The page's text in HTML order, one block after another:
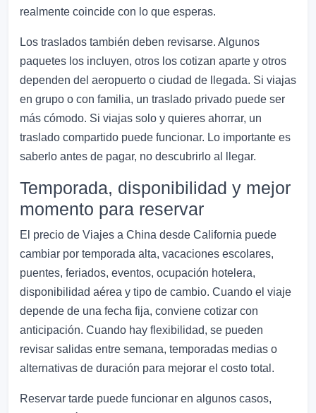
realmente coincide con lo que esperas.
Los traslados también deben revisarse. Algunos
paquetes los incluyen, otros los cotizan aparte y otros
dependen del aeropuerto o ciudad de llegada. Si viajas
en grupo o con familia, un traslado privado puede ser
más cómodo. Si viajas solo y quieres ahorrar, un
traslado compartido puede funcionar. Lo importante es
saberlo antes de pagar, no descubrirlo al llegar.
Temporada, disponibilidad y mejor
momento para reservar
El precio de Viajes a China desde California puede
cambiar por temporada alta, vacaciones escolares,
puentes, feriados, eventos, ocupación hotelera,
disponibilidad aérea y tipo de cambio. Cuando el viaje
depende de una fecha fija, conviene cotizar con
anticipación. Cuando hay flexibilidad, se pueden
revisar salidas entre semana, temporadas medias o
alternativas de duración para mejorar el costo total.
Reservar tarde puede funcionar en algunos casos,